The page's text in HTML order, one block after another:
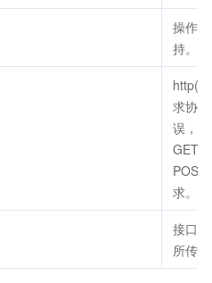
操作
持。
求协
误，
GET
POST
求。
接口
所传